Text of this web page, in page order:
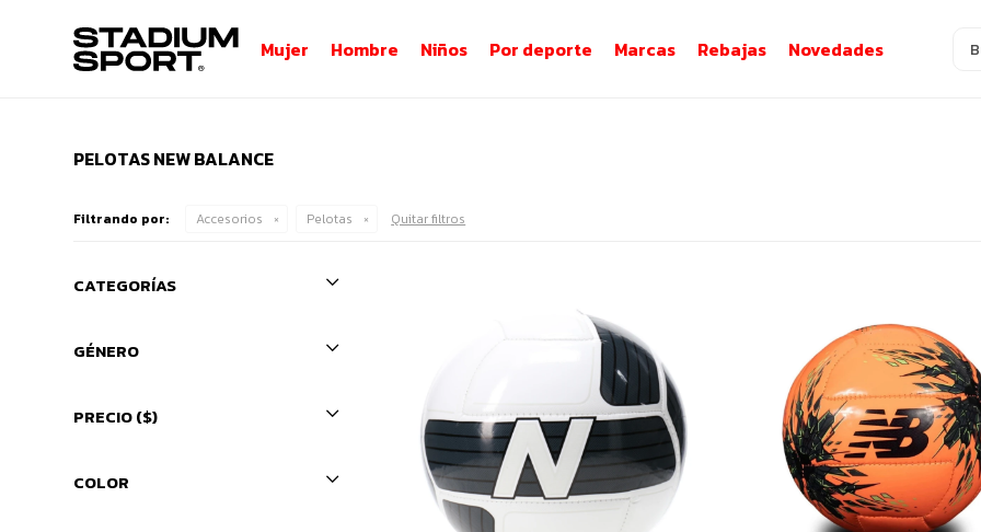
Mujer Hombre Niños Por deporte Marcas Rebajas Novedades
PELOTAS NEW BALANCE
Filtrando por: Accesorios Pelotas Quitar filtros
CATEGORÍAS
GÉNERO
PRECIO($)
COLOR